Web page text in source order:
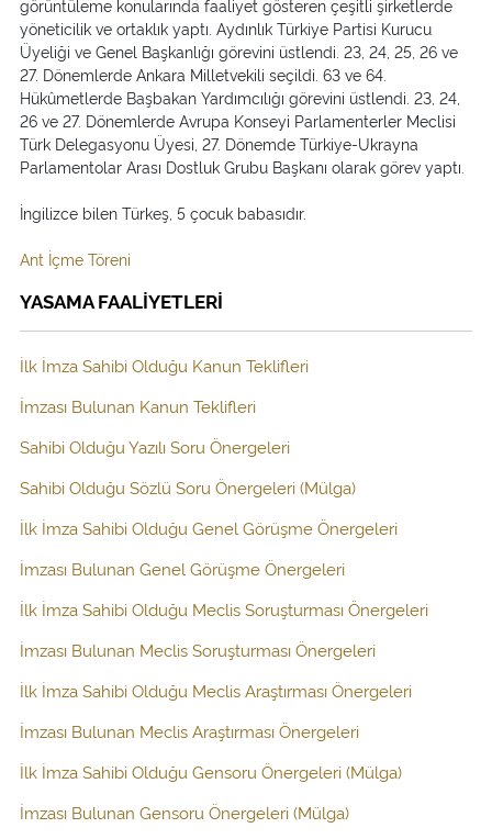
görüntüleme konularında faaliyet gösteren çeşitli şirketlerde
yöneticilik ve ortaklık yaptı. Aydınlık Türkiye Partisi Kurucu
Üyeliği ve Genel Başkanlığı görevini üstlendi. 23, 24, 25, 26 ve
27. Dönemlerde Ankara Milletvekili seçildi. 63 ve 64.
Hükûmetlerde Başbakan Yardımcılığı görevini üstlendi. 23, 24,
26 ve 27. Dönemlerde Avrupa Konseyi Parlamenterler Meclisi
Türk Delegasyonu Üyesi, 27. Dönemde Türkiye-Ukrayna
Parlamentolar Arası Dostluk Grubu Başkanı olarak görev yaptı.
İngilizce bilen Türkeş, 5 çocuk babasıdır.
Ant İçme Töreni
YASAMA FAALİYETLERİ
İlk İmza Sahibi Olduğu Kanun Teklifleri
İmzası Bulunan Kanun Teklifleri
Sahibi Olduğu Yazılı Soru Önergeleri
Sahibi Olduğu Sözlü Soru Önergeleri (Mülga)
İlk İmza Sahibi Olduğu Genel Görüşme Önergeleri
İmzası Bulunan Genel Görüşme Önergeleri
İlk İmza Sahibi Olduğu Meclis Soruşturması Önergeleri
İmzası Bulunan Meclis Soruşturması Önergeleri
İlk İmza Sahibi Olduğu Meclis Araştırması Önergeleri
İmzası Bulunan Meclis Araştırması Önergeleri
İlk İmza Sahibi Olduğu Gensoru Önergeleri (Mülga)
İmzası Bulunan Gensoru Önergeleri (Mülga)